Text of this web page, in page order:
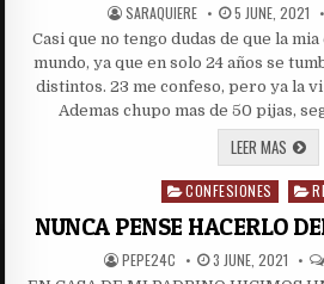
AUTHOR:
SARAQUIERE PUBLISHED
DATE:
5 JUNE, 2021
Casi que no tengo dudas de que la
mundo, ya que en solo 24 años se
distintos. 23 me confeso, pero ya la
Ademas chupo mas de 50 pijas,
LEER MASLA
NOVIA
MAS
PUTA
DEL
Posted
in
CONFESIONES
NUNCA PENSE HACERLO
AUTHOR:
PEPE24C PUBLISHED
DATE:
3 JUNE, 2021